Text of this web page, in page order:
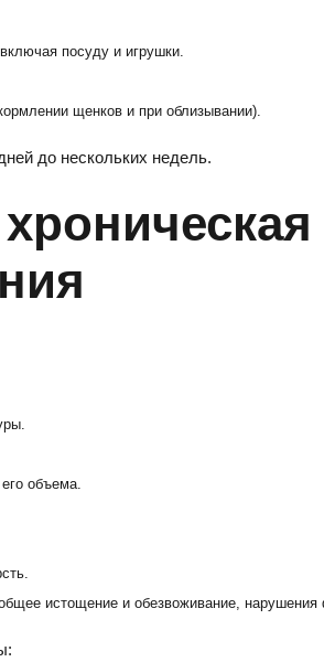
посуду и игрушки.
щенков и при облизывании).
до нескольких недель.
объема.
истощение и обезвоживание,